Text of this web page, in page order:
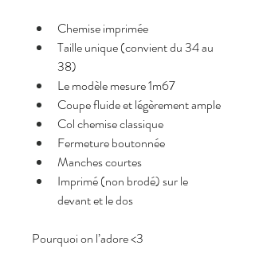
Chemise imprimée
Taille unique (convient du 34 au
38)
Le modèle mesure 1m67
Coupe fluide et légèrement ample
Col chemise classique
Fermeture boutonnée
Manches courtes
Imprimé (non brodé) sur le
devant et le dos
Pourquoi on l’adore <3